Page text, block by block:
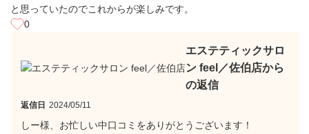
と思っていたのでこれからが楽しみです。
0
エステティックサロ
ン feel／佐伯店から
の返信
返信日 2024/05/11
しー様、お忙しい中口コミをありがとうございます！